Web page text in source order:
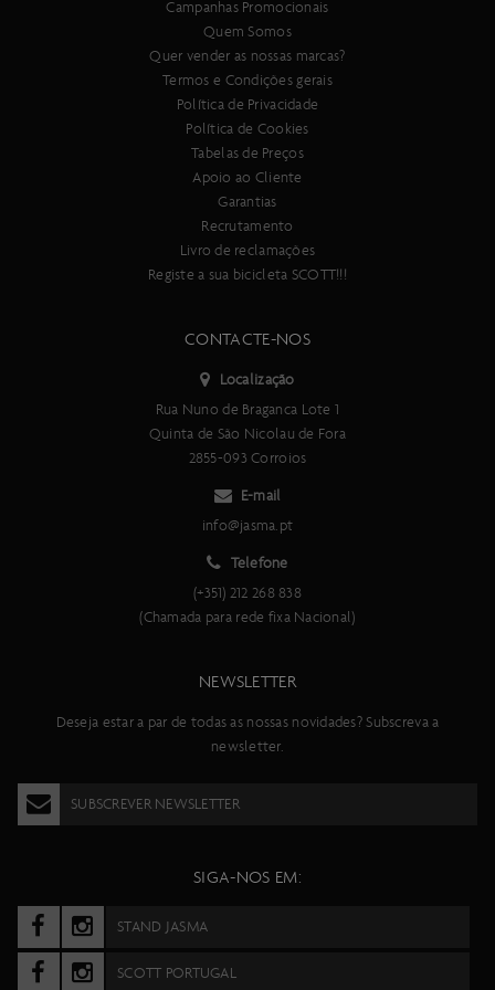
A Axis está disponível em dois formatos de quadro, com o
modelo Wave a permitir uma altura de apoio mais baixa para
facilitar a ação de montar e desmontar. Com as mesmas
funcionalidades e caraterísticas de manuseaMENto, podes
simplesMENte escolher a que melhor se adapta a ti.
Tão confortável quanto gostarias. Pedala a Axis.
Consulte a especificação completa do produto aqui
alterações sem aviso prévio.
Campanhas Promocionais
Quem Somos
Quer vender as nossas marcas?
Termos e Condições gerais
Política de Privacidade
Política de Cookies
Tabelas de Preços
Apoio ao Cliente
Garantias
Recrutamento
Livro de reclamações
Registe a sua bicicleta SCOTT!!!
CONTACTE-NOS
Localização
Rua Nuno de Braganca Lote 1
Quinta de São Nicolau de Fora
2855-093 Corroios
E-mail
info@jasma.pt
Telefone
(+351) 212 268 838
(Chamada para rede fixa Nacional)
NEWSLETTER
Deseja estar a par de todas as nossas novidades? Subscreva a
newsletter.
SUBSCREVER NEWSLETTER
SIGA-NOS EM:
STAND JASMA
SCOTT PORTUGAL